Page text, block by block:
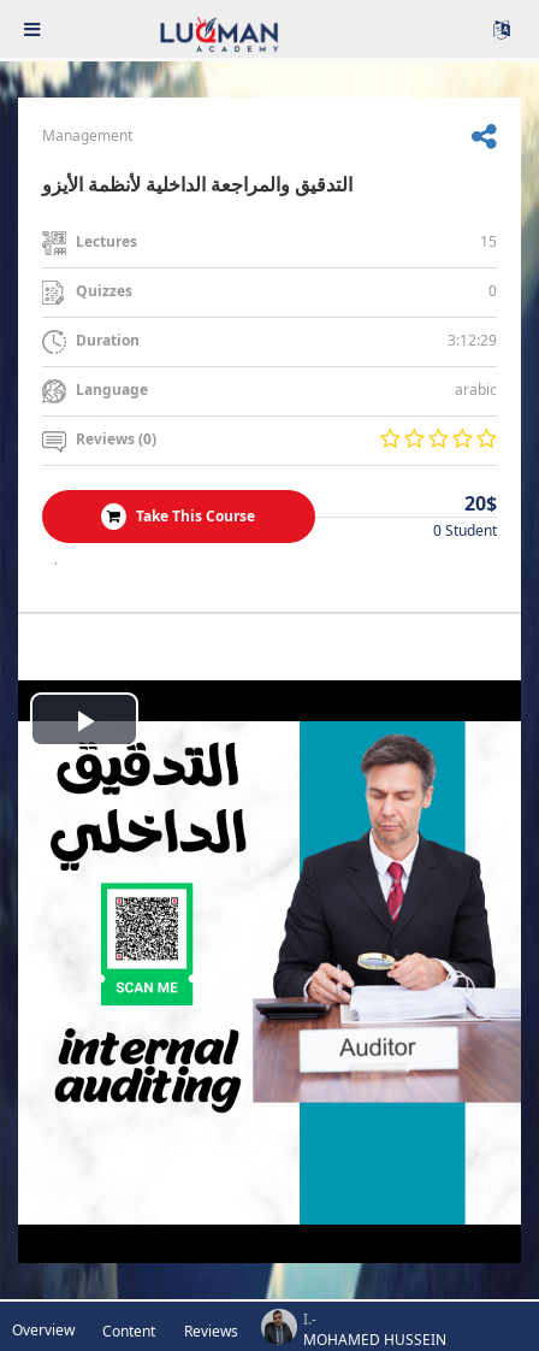
Management
التدقيق والمراجعة الداخلية لأنظمة الأيزو
Lectures 15
Quizzes 0
Duration 3:12:29
Language arabic
Reviews (0)
Take This Course 20$
0 Student
.
Play
Video
Overview Content Reviews
I.-
MOHAMED HUSSEIN